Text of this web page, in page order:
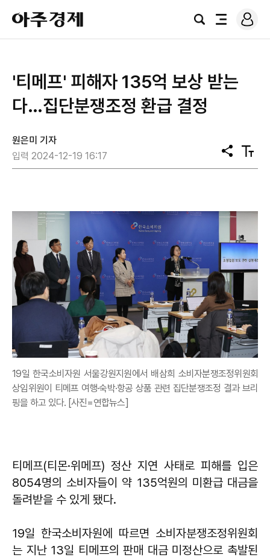
아
주
경
검
전
로
그
'티메프' 피해자 135억 보상 받는
다…집단분쟁조정 환급 결정
원은미 기자
입력 2024-12-19 16:17
공
유
텍
스
19일 한국소비자원 서울강원지원에서 배삼희 소비자분쟁조정위원회
상임위원이 티메프 여행·숙박·항공 상품 관련 집단분쟁조정 결과 브리
핑을 하고 있다. [사진=연합뉴스]
티메프(티몬·위메프) 정산 지연 사태로 피해를 입은
8054명의 소비자들이 약 135억원의 미환급 대금을
돌려받을 수 있게 됐다.
19일 한국소비자원에 따르면 소비자분쟁조정위원회
는 지난 13일 티메프의 판매 대금 미정산으로 촉발된